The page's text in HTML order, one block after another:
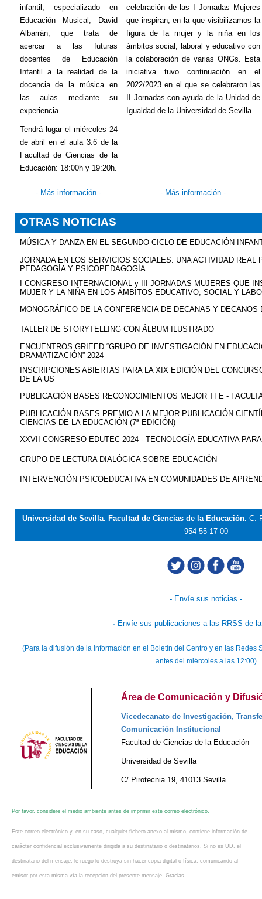
infantil, especializado en
Educación Musical, David
Albarrán, que trata de
acercar a las futuras
docentes de Educación
Infantil a la realidad de la
docencia de la música en
las aulas mediante su
experiencia.
Tendrá lugar el miércoles 24
de abril en el aula 3.6 de la
Facultad de Ciencias de la
Educación: 18:00h y 19:20h.
celebración de las I Jornadas Mujeres
que inspiran, en la que visibilizamos la
figura de la mujer y la niña en los
ámbitos social, laboral y educativo con
la colaboración de variasONGs. Esta
iniciativa tuvo continuación en el
2022/2023 en el que se celebraron las
II Jornadas con ayuda de la Unidad de
Igualdad de la Universidad de Sevilla.
- Más información - - Más información -
OTRAS NOTICIAS
MÚSICA Y DANZA EN EL SEGUNDO CICLO DE EDUCACIÓN
JORNADA EN LOS SERVICIOS SOCIALES. UNA ACTIVIDAD REAL
PEDAGOGÍA Y PSICOPEDAGOGÍA
I CONGRESO INTERNACIONAL y III JORNADAS MUJERES QUE
MUJER Y LA NIÑA EN LOS ÁMBITOS EDUCATIVO, SOCIAL Y
MONOGRÁFICO DE LA CONFERENCIA DE DECANAS Y DECANOS
TALLER DE STORYTELLING CON ÁLBUM ILUSTRADO
ENCUENTROS GRIEED “GRUPO DE INVESTIGACIÓN EN
DRAMATIZACIÓN” 2024
INSCRIPCIONES ABIERTAS PARA LA XIX EDICIÓN DEL
DE LA US
PUBLICACIÓN BASES RECONOCIMIENTOS MEJOR TFE -
PUBLICACIÓN BASES PREMIO A LA MEJOR PUBLICACIÓN
CIENCIAS DE LA EDUCACIÓN (7ª EDICIÓN)
XXVII CONGRESO EDUTEC 2024 - TECNOLOGÍA EDUCATIVA
GRUPO DE LECTURA DIALÓGICA SOBRE EDUCACIÓN
INTERVENCIÓN PSICOEDUCATIVA EN COMUNIDADES DE
Universidad de Sevilla. Facultad de Ciencias de la Educación.C.
954 55 17 00
- Envíe sus noticias -
- Envíe sus publicaciones a las RRSS de
(Para la difusión de la información en el Boletín del Centro y en las Redes
antes del miércoles a las 12:00)
Área de Comunicación y
Vicedecanato de Investigación,
Comunicación Institucional
Facultad de Ciencias de la Educación
Universidad de Sevilla
C/ Pirotecnia 19, 41013 Sevilla
Por favor, considere el medio ambiente antes de imprimir este correo electrónico.
Este correo electrónico y, en su caso, cualquier fichero anexo al mismo, contiene información de
carácter confidencial exclusivamente dirigida a su destinatario o destinatarios. Si no es UD. el
destinatario del mensaje, le ruego lo destruya sin hacer copia digital o física, comunicando al
emisor por esta misma vía la recepción del presente mensaje. Gracias.